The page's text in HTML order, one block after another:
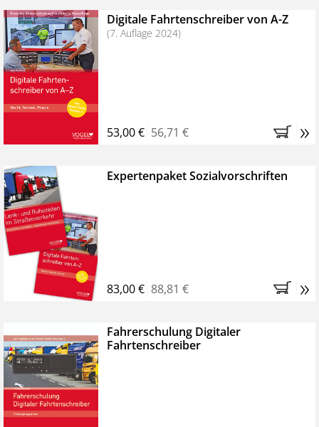
Digitale Fahrtenschreiber von A-Z
(7. Auflage 2024)
53,00 € 56,71 € »
Expertenpaket Sozialvorschriften
83,00 € 88,81 € »
Fahrerschulung Digitaler
Fahrtenschreiber